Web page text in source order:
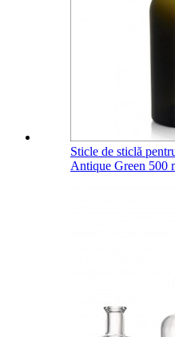
Sticle de sticlă
Antique Green 500